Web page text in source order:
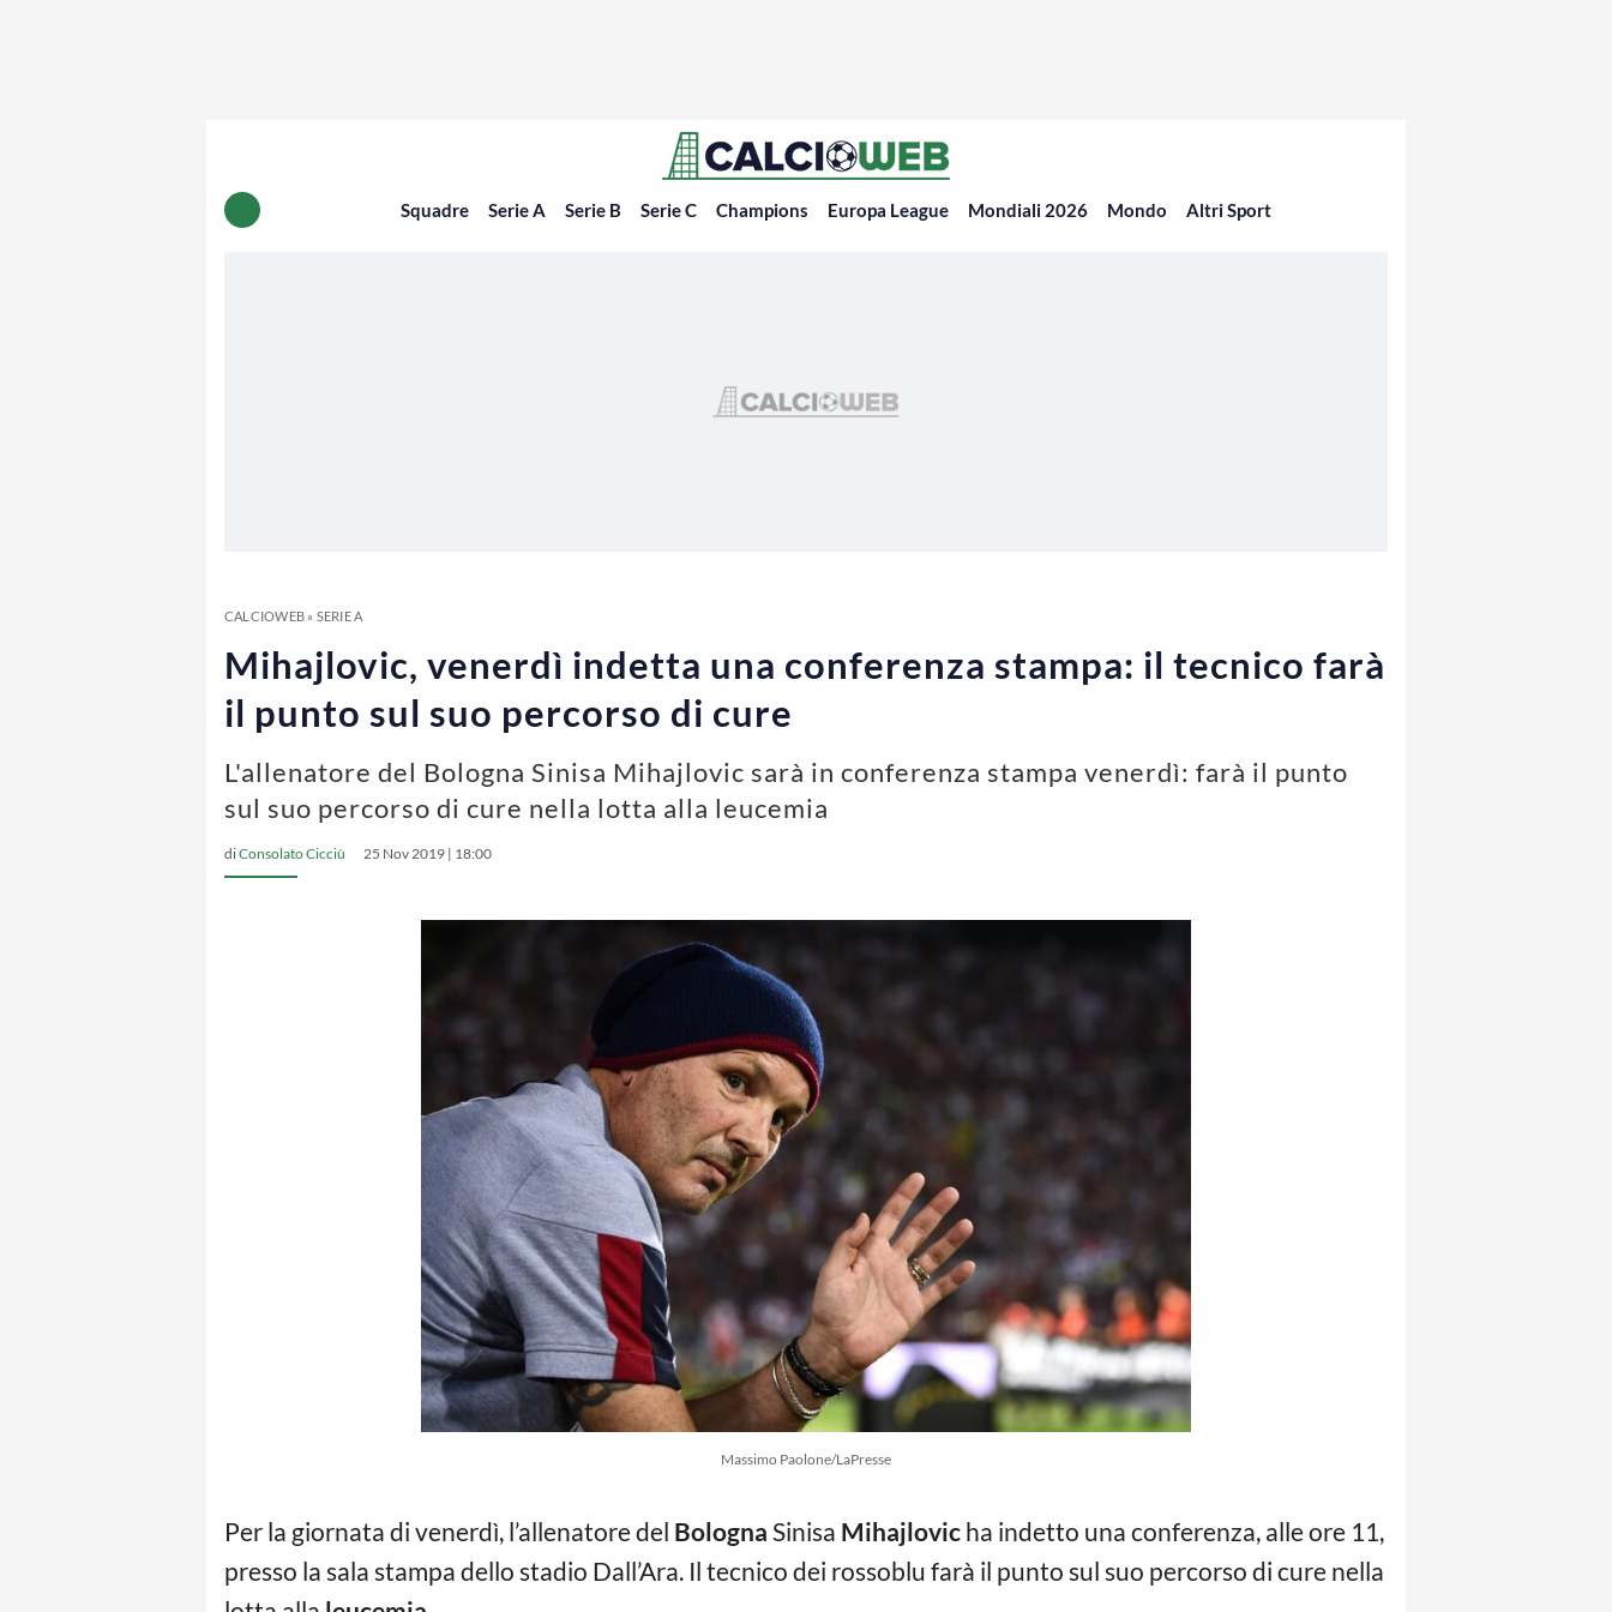
Squadre Serie A Serie B Serie C Champions Europa League Mondiali 2026 Mondo Altri Sport
CALCIOWEB» SERIE A
Mihajlovic, venerdì indetta una conferenza stampa: il tecnico farà
il punto sul suo percorso di cure
L'allenatore del Bologna Sinisa Mihajlovic sarà in conferenza stampa venerdì: farà il punto
sul suo percorso di cure nella lotta alla leucemia
diConsolato Cicciù 25 Nov 2019 | 18:00
Massimo Paolone/LaPresse
Per la giornata di venerdì, l’allenatore del Bologna Sinisa Mihajlovic ha indetto una conferenza, alle ore 11,
presso la sala stampa dello stadio Dall’Ara. Il tecnico dei rossoblu farà il punto sul suo percorso di cure nella